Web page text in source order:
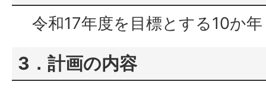
令和17年度を目標とする10か年
3．計画の内容